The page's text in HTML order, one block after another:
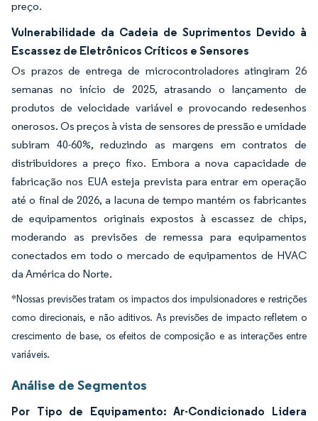
preço.
Vulnerabilidade da Cadeia de Suprimentos Devido à
Escassez de Eletrônicos Críticos e Sensores
Os prazos de entrega de microcontroladores atingiram 26
semanas no início de 2025, atrasando o lançamento de
produtos de velocidade variável e provocando redesenhos
onerosos. Os preços à vista de sensores de pressão e umidade
subiram 40-60%, reduzindo as margens em contratos de
distribuidores a preço fixo. Embora a nova capacidade de
fabricação nos EUA esteja prevista para entrar em operação
até o final de 2026, a lacuna de tempo mantém os fabricantes
de equipamentos originais expostos à escassez de chips,
moderando as previsões de remessa para equipamentos
conectados em todo o mercado de equipamentos de HVAC
da América do Norte.
*Nossas previsões tratam os impactos dos impulsionadores e restrições
como direcionais, e não aditivos. As previsões de impacto refletem o
crescimento de base, os efeitos de composição e as interações entre
variáveis.
Análise de Segmentos
Por Tipo de Equipamento: Ar-Condicionado Lidera